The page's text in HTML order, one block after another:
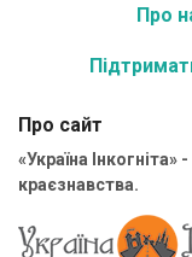
Про
Про сайт
«Україна Інкогніта»
краєзнавства.